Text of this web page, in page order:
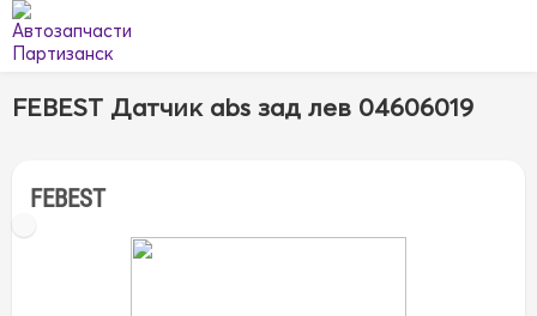
FEBEST Датчик abs зад лев 04606019
FEBEST